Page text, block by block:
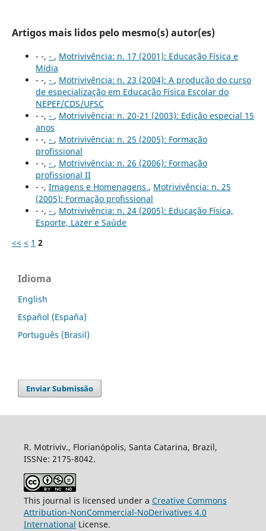
Artigos mais lidos pelo mesmo(s) autor(es)
- -, - , Motrivivência: n. 17 (2001): Educação Física e
Mídia
- -, - , Motrivivência: n. 23 (2004): A produção do curso
de especialização em Educação Física Escolar do
NEPEF/CDS/UFSC
- -, - , Motrivivência: n. 20-21 (2003): Edição especial 15
anos
- -, - , Motrivivência: n. 25 (2005): Formação
profissional
- -, - , Motrivivência: n. 26 (2006): Formação
profissional II
- -, Imagens e Homenagens , Motrivivência: n. 25
(2005): Formação profissional
- -, - , Motrivivência: n. 24 (2005): Educação Física,
Esporte, Lazer e Saúde
<< < 1 2
Idioma
English
Español (España)
Português (Brasil)
Enviar Submissão
R. Motriviv., Florianópolis, Santa Catarina, Brazil,
ISSNe: 2175-8042.
This journal is licensed under a Creative Commons
Attribution-NonCommercial-NoDerivatives 4.0
International License.